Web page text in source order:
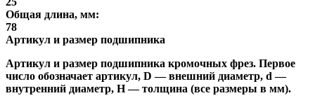
Общая длина, мм:
78
Артикул и размер подшипника
Артикул и размер подшипника кромочных фрез. Первое
число обозначает артикул, D — внешний диаметр, d —
внутренний диаметр, H — толщина (все размеры в мм).